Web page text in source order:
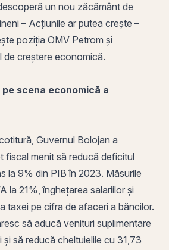
un nou zăcământ de
– Acțiunile ar putea crește –
poziția OMV Petrom și
de creștere economică.
pe scena economică a
Guvernul Bolojan a
fiscal menit să reducă deficitul
la 9% din PIB în 2023. Măsurile
la 21%, înghețarea salariilor și
taxei pe cifra de afaceri a băncilor.
să aducă venituri suplimentare
și să reducă cheltuielile cu 31,73